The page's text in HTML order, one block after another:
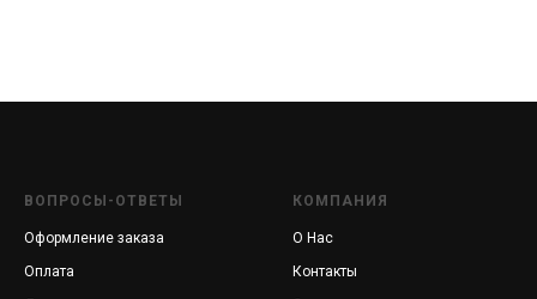
ВОПРОСЫ-ОТВЕТЫ
Оформление заказа
Оплата
КОМПАНИЯ
О Нас
Контакты